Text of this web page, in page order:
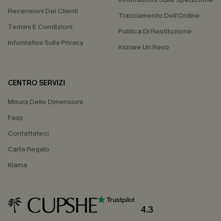
Recensioni Dei Clienti
Termini E Condizioni
Informativa Sulla Privacy
Tracciamento Dell'Ordine
Politica Di Restituzione
Iniziare Un Reso
CENTRO SERVIZI
Misura Delle Dimensioni
Faqs
Contattateci
Carta Regalo
Klarna
4.3